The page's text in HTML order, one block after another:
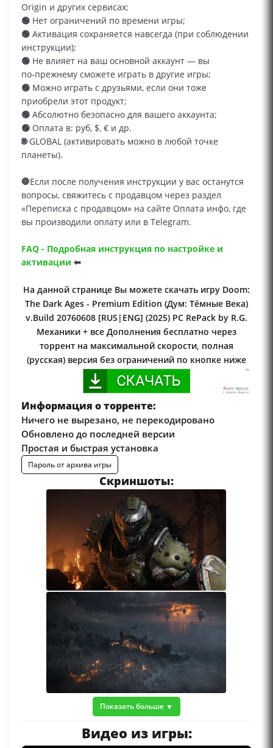
Origin и других сервисах;
🟢 Нет ограничений по времени игры;
🟢 Активация сохраняется навсегда (при соблюдении
инструкции);
🟢 Не влияет на ваш основной аккаунт — вы
по‑прежнему сможете играть в другие игры;
🟢 Можно играть с друзьями, если они тоже
приобрели этот продукт;
🟢 Абсолютно безопасно для вашего аккаунта;
🟢 Оплата в: руб, $, € и др.
🌐GLOBAL (активировать можно в любой точке
планеты).
🛑Если после получения инструкции у вас останутся
вопросы, свяжитесь с продавцом через раздел
«Переписка с продавцом» на сайте Оплата инфо, где
вы производили оплату или в Telegram.
FAQ - Подробная инструкция по настройке и
активации ⬅
На данной странице Вы можете скачать игру Doom:
The Dark Ages - Premium Edition (Дум: Тёмные Века)
v.Build 20760608 [RUS|ENG] (2025) PC RePack by R.G.
Механики + все Дополнения бесплатно через
торрент на максимальной скорости, полная
(русская) версия без ограничений по кнопке ниже
Информация о торренте:
Ничего не вырезано, не перекодировано
Обновлено до последней версии
Простая и быстрая установка
Пароль от архива игры
Скриншоты:
Показать больше
Видео из игры: